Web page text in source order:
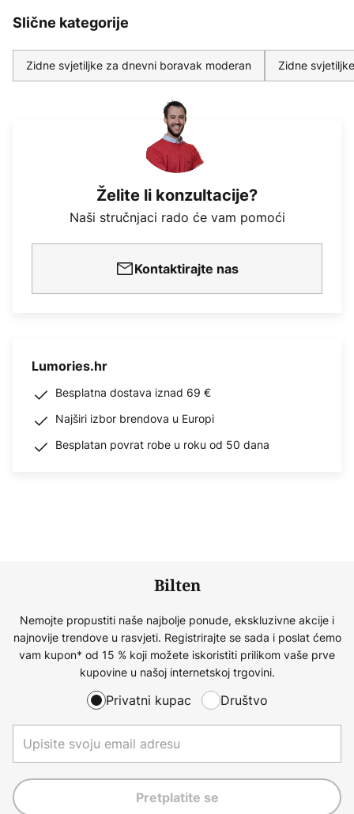
Slične kategorije
Zidne svjetiljke za dnevni boravak moderan Zidne
Želite li konzultacije?
Naši stručnjaci rado će vam pomoći
Kontaktirajte nas
Lumories.hr
Besplatna dostava iznad 69 €
Najširi izbor brendova u Europi
Besplatan povrat robe u roku od 50 dana
Bilten
Nemojte propustiti naše najbolje ponude, ekskluzivne akcije i
najnovije trendove u rasvjeti. Registrirajte se sada i poslat ćemo
vam kupon* od 15 % koji možete iskoristiti prilikom vaše prve
kupovine u našoj internetskoj trgovini.
Privatni kupac Društvo
Pretplatite se